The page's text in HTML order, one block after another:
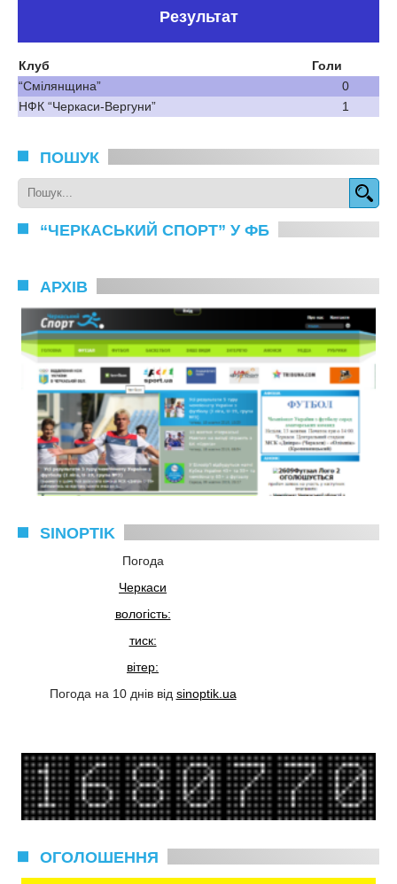
Результат
Клуб
Голи
“Смілянщина”
0
НФК “Черкаси-Вергуни”
1
ПОШУК
“ЧЕРКАСЬКИЙ СПОРТ” У ФБ
АРХІВ
SINOPTIK
Погода
Черкаси
вологість:
тиск:
вітер:
Погода на 10 днів від sinoptik.ua
ОГОЛОШЕННЯ